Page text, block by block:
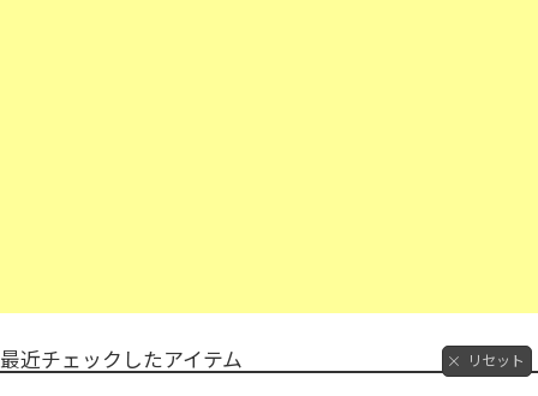
最近チェックしたアイテム リセット